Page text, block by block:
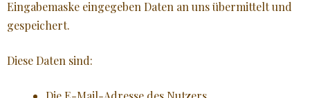
Eingabemaske eingegeben Daten an uns übermittelt und
gespeichert.
Diese Daten sind: